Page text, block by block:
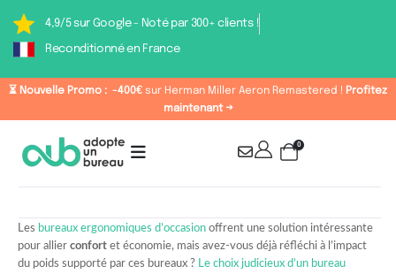
4,9/5 sur Google - Noté par 300+ clients !
Reconditionné en France
⏳ Nouvelle Promo : -400€ sur Herman Miller Aeron Remastered ! Profitez
maintenant →
0
Les bureaux ergonomiques d’occasion offrent une solution intéressante
pour allier confort et économie, mais avez-vous déjà réfléchi à l’impact
du poids supporté par ces bureaux ? Le choix judicieux d’un bureau